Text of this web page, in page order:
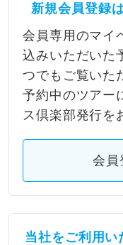
新規会員登録
会員専用のマイ
込みいただいた
つでもご覧いた
予約中のツアー
ス倶楽部発行を
会員
当社をご利用い